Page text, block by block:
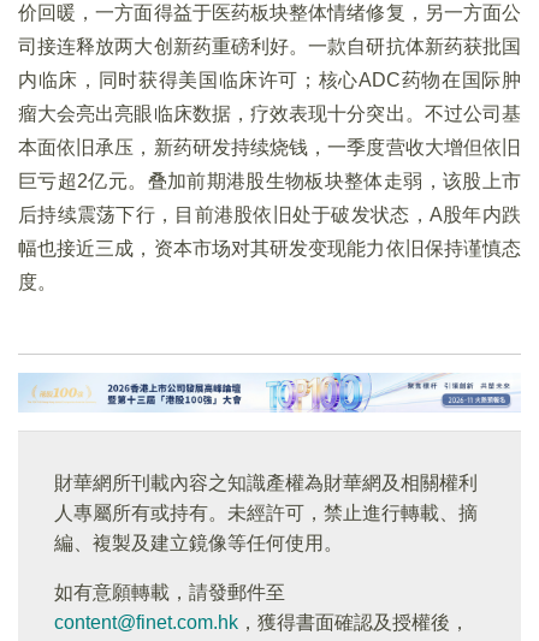
价回暖，一方面得益于医药板块整体情绪修复，另一方面公
司接连释放两大创新药重磅利好。一款自研抗体新药获批国
内临床，同时获得美国临床许可；核心ADC药物在国际肿
瘤大会亮出亮眼临床数据，疗效表现十分突出。不过公司基
本面依旧承压，新药研发持续烧钱，一季度营收大增但依旧
巨亏超2亿元。叠加前期港股生物板块整体走弱，该股上市
后持续震荡下行，目前港股依旧处于破发状态，A股年内跌
幅也接近三成，资本市场对其研发变现能力依旧保持谨慎态
度。
財華網所刊載內容之知識產權為財華網及相關權利
人專屬所有或持有。未經許可，禁止進行轉載、摘
編、複製及建立鏡像等任何使用。
如有意願轉載，請發郵件至
content@finet.com.hk ，獲得書面確認及授權後，